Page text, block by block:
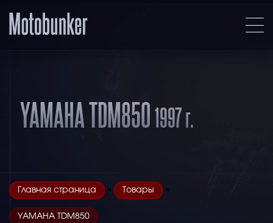
YAMAHA TDM8501997 г.
Главная страница » Товары »
YAMAHA TDM850